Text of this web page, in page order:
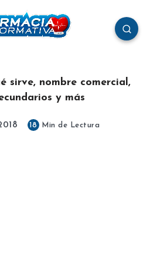
sirve, nombre comercial,
y más
18 Min de Lectura